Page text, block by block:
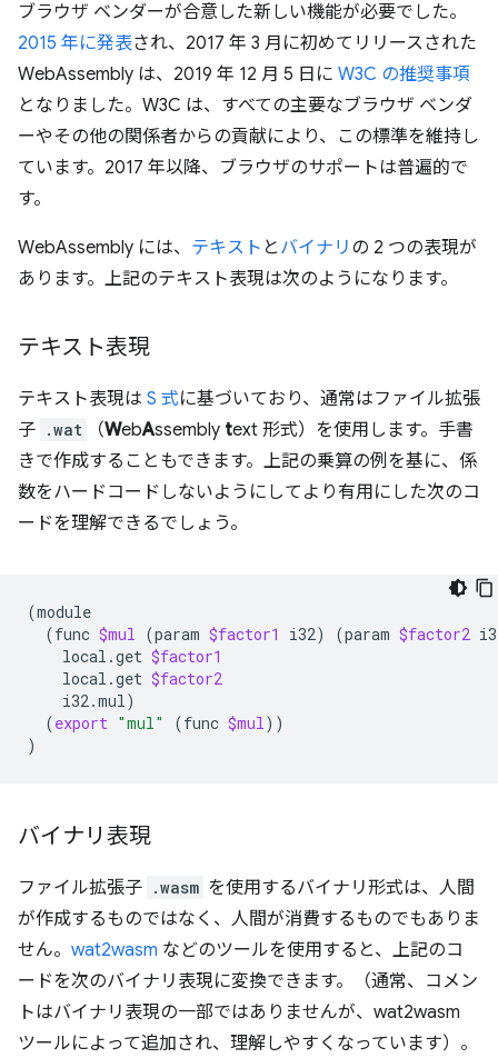
ブラウザ ベンダーが合意した新しい機能が必要でした。
2015 年に発表され、2017 年 3 月に初めてリリースされた
WebAssembly は、2019 年 12 月 5 日に W3C の推奨事項
となりました。W3C は、すべての主要なブラウザ ベンダ
ーやその他の関係者からの貢献により、この標準を維持し
ています。2017 年以降、ブラウザのサポートは普遍的で
す。
WebAssembly には、 テキスト と バイナリ の 2 つの表現が
あります。上記のテキスト表現は次のようになります。
テキスト表現
テキスト表現は S 式に基づいており、通常はファイル拡張
子 .wat （WebAssembly text 形式）を使用します。手書
きで作成することもできます。上記の乗算の例を基に、係
数をハードコードしないようにしてより有用にした次のコ
ードを理解できるでしょう。
(
(func $mul (param $factor1 i32) (param $factor2
local.get $factor1
local.get $factor2
i32.mul)
(export "mul" (func $mul))
)
バイナリ表現
ファイル拡張子 .wasm を使用するバイナリ形式は、人間
が作成するものではなく、人間が消費するものでもありま
せん。 wat2wasm などのツールを使用すると、上記のコ
ードを次のバイナリ表現に変換できます。（通常、コメン
トはバイナリ表現の一部ではありませんが、wat2wasm
ツールによって追加され、理解しやすくなっています）。